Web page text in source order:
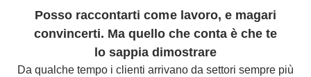
Posso raccontarti come lavoro, e magari
convincerti. Ma quello che conta è che te
lo sappia dimostrare
Da qualche tempo i clienti arrivano da settori sempre più